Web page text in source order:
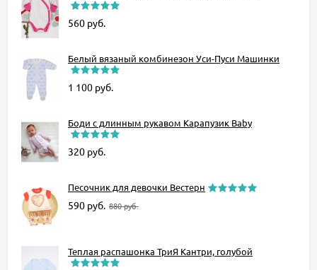
560 руб.
Белый вязаный комбинезон Уси-Пуси Машинки
1 100 руб.
Боди с длинным рукавом Карапузик Baby
320 руб.
Песочник для девочки Вестерн
590 руб. 880руб.
Теплая распашонка ТриЯ Кантри, голубой